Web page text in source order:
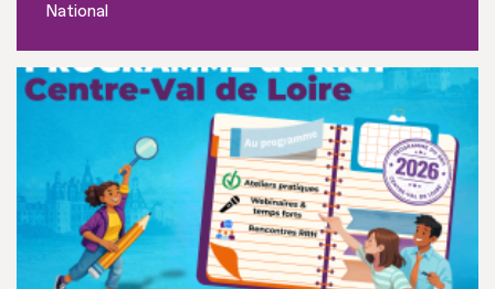
National